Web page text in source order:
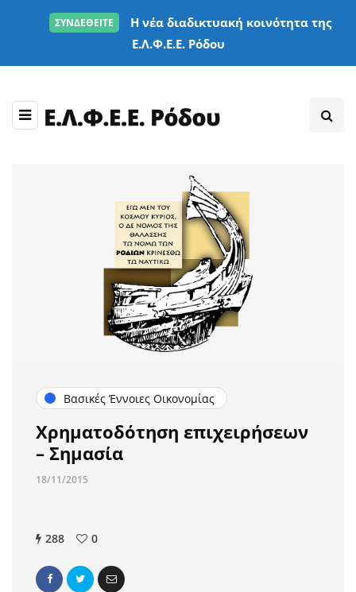
ΣΥΝΔΕΘΕΙΤΕ
Η νέα διαδικτυακή κοινότητα της
Ε.Λ.Φ.Ε.Ε. Ρόδου
Βασικές Έννοιες Οικονομίας
Χρηματοδότηση επιχειρήσεων
– Σημασία
18/11/2015
288 0